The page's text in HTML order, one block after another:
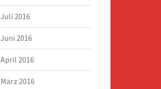
Juli 2016
Juni 2016
April 2016
März 2016